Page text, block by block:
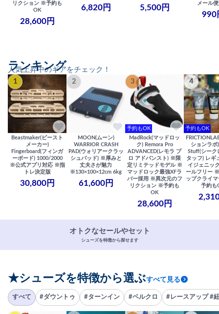
リクション ※予約も
OK
28,600円
6,820円 5,500円
メール
990
人気上昇中のギアをチェック！
ランキング
1
Beastmaker(ビースト
メーカー)
Fingerboard(フィンガ
ーボード) 1000/2000
※公式アプリ対応 ※指
トレ決定版
30,800円
2
MOON(ムーン)
WARRIOR CRASH
PAD(ウォリアークラッ
シュパッド) ※厚みと
丈夫さが魅力
※130×100×12cm 6kg
61,600円
3
予約もOK
MadRock(マッドロッ
ク) Remora Pro
ADVANCED(レモラ プ
ロ アドバンスト) ※限
定リミテッドモデル ※
マッドロック最強XFラ
バー採用 ※異次元のフ
リクション ※予約も
OK
28,600円
4
予約もOK
ションラボ
Stuff(シーク
タッフ) レギ
イジェニッ
ールフリー
ップクライ
予約も
オトクなセールやセット
シューズを特徴から探せます
★シューズを特徴から選ぶすべて見る
すべて #ダウントゥ #ターンイン #ベルクロ #レースアップ #